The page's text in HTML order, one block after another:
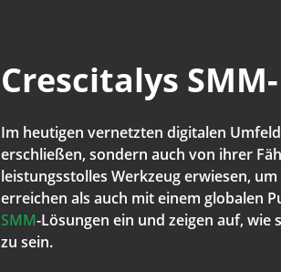
Crescitalys
Im heutigen vernetzten digitalen
erschließen, sondern auch von ihrer
leistungsstolles Werkzeug erwiesen,
erreichen als auch mit einem globalen
SMM-Lösungen ein und zeigen auf,
zu sein.